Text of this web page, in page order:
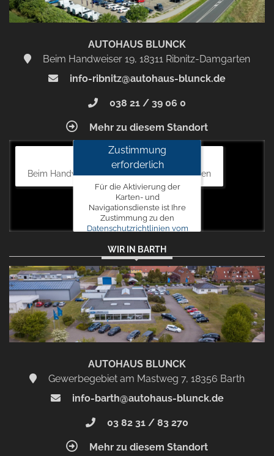
AUTOHAUS BLUNCK
Beim Handweiser 19, 18311 Ribnitz-Damgarten
info-ribnitz@autohaus-blunck.de
038 21 / 39 06 0
Mehr zu diesem Standort
Autohaus Blunck
Beim Handweiser 19, 18311 Ribnitz-Damgarten
Zustimmung
erforderlich
Für die Aktivierung der
Karten- und
Navigationsdienste ist Ihre
Zustimmung zu den
Datenschutzrichtlinien vom
erforderlich.
Zustimmen
und
aktivieren
WIR IN BARTH
AUTOHAUS BLUNCK
Gewerbegebiet am Mastweg 7, 18356 Barth
info-barth@autohaus-blunck.de
03 82 31 / 83 270
Mehr zu diesem Standort